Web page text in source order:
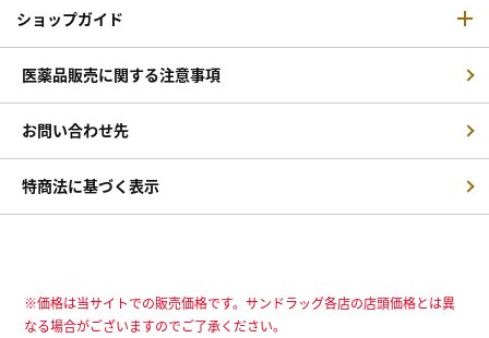
ショップガイド
医薬品販売に関する注意事項
お問い合わせ先
特商法に基づく表示
※価格は当サイトでの販売価格です。サンドラッグ各店の店頭価格とは異
なる場合がございますのでご了承ください。